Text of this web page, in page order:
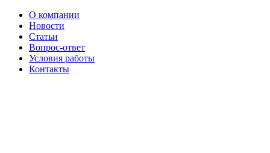
О компании
Новости
Статьи
Вопрос-ответ
Условия работы
Контакты